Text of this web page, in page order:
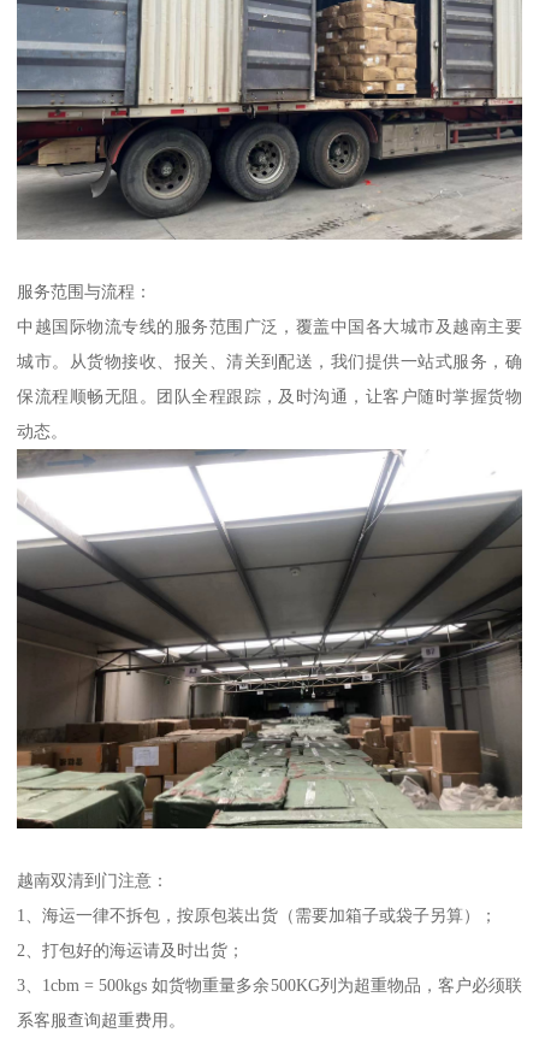
服务范围与流程：
中越国际物流专线的服务范围广泛，覆盖中国各大城市及越南主要
城市。从货物接收、报关、清关到配送，我们提供一站式服务，确
保流程顺畅无阻。团队全程跟踪，及时沟通，让客户随时掌握货物
动态。
越南双清到门注意：
1、海运一律不拆包，按原包装出货（需要加箱子或袋子另算）；
2、打包好的海运请及时出货；
3、1cbm = 500kgs 如货物重量多余500KG列为超重物品，客户必须联
系客服查询超重费用。